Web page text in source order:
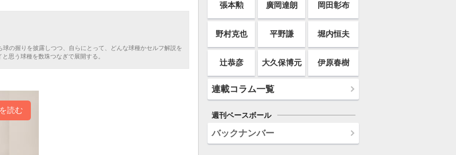
の握りを披露しつつ、自らにとって、どんな球種かセルフ解説を
思う球種を数珠つなぎで展開する。
読む
張本勲 廣岡達朗 岡田彰布
野村克也 平野謙 堀内恒夫
辻恭彦 大久保博元 伊原春樹
連載コラム一覧
週刊ベースボール
バックナンバー